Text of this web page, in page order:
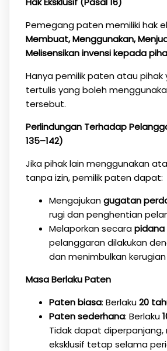
Pemegang paten memiliki hak
Membuat, Menggunakan,
Melisensikan invensi kepada
Hanya pemilik paten atau pihak
tertulis yang boleh
tersebut.
Perlindungan Terhadap
135–142)
Jika pihak lain menggunakan
tanpa izin, pemilik paten dapat:
Mengajukangugatan
rugi dan penghentian
Melaporkan secarapidana
pelanggaran dilakukan
dan menimbulkan kerugian
Masa Berlaku Paten
Paten biasa: Berlaku20
Paten sederhana: Berlaku
Tidak dapat diperpanjang,
eksklusif tetap selama